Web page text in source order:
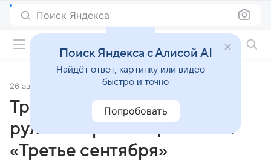
Поиск Яндекса
26 августа 2024 Источник:Кино Mail
Трейлер дня: Шуфутинский
рулит в экранизации песни
«Третье сентября»
Поиск Яндекса с Алисой AI
Найдёт ответ, картинку или видео —
быстро и точно
Попробовать